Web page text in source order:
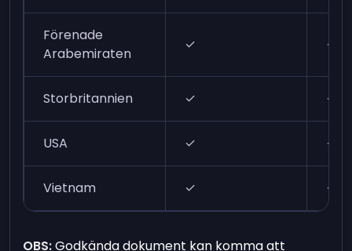
Förenade
Arabemiraten
✓ ✓
Storbritannien ✓ ✓
USA ✓ ✓
Vietnam ✓ ✓
OBS:Godkända dokument kan komma att